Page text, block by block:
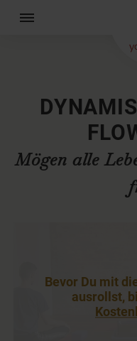
Mögen alle
Bevor Du mit
ausrollst,